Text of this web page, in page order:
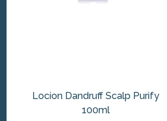
Locion Dandruff Scalp Purify
100ml